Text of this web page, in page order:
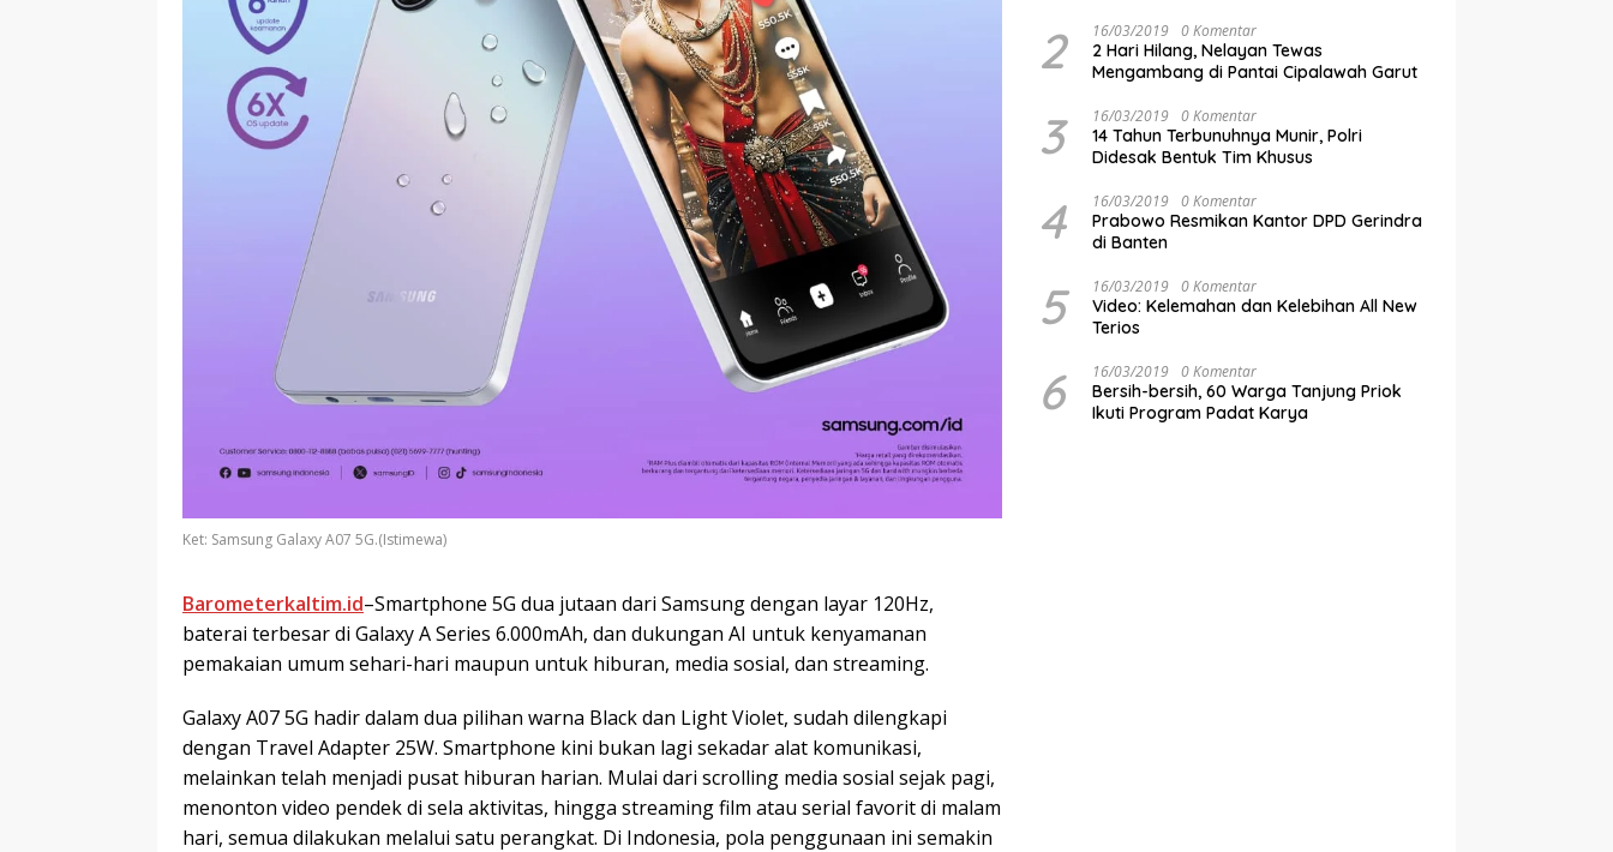
Ket: Samsung Galaxy A07 5G.(Istimewa)
Barometerkaltim.id–Smartphone 5G dua jutaan dari Samsung dengan layar 120Hz,
baterai terbesar di Galaxy A Series 6.000mAh, dan dukungan AI untuk kenyamanan
pemakaian umum sehari-hari maupun untuk hiburan, media sosial, dan streaming.
Galaxy A07 5G hadir dalam dua pilihan warna Black dan Light Violet, sudah dilengkapi
dengan Travel Adapter 25W. Smartphone kini bukan lagi sekadar alat komunikasi,
melainkan telah menjadi pusat hiburan harian. Mulai dari scrolling media sosial sejak pagi,
menonton video pendek di sela aktivitas, hingga streaming film atau serial favorit di malam
hari, semua dilakukan melalui satu perangkat. Di Indonesia, pola penggunaan ini semakin
2 16/03/2019 0 Komentar
2 Hari Hilang, Nelayan Tewas
Mengambang di Pantai Cipalawah Garut
3 16/03/2019 0 Komentar
14 Tahun Terbunuhnya Munir, Polri
Didesak Bentuk Tim Khusus
4 16/03/2019 0 Komentar
Prabowo Resmikan Kantor DPD Gerindra
di Banten
5 16/03/2019 0 Komentar
Video: Kelemahan dan Kelebihan All New
Terios
6 16/03/2019 0 Komentar
Bersih-bersih, 60 Warga Tanjung Priok
Ikuti Program Padat Karya